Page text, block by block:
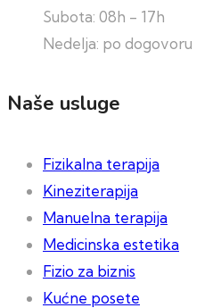
Subota: 08h - 17h
Nedelja: po dogovoru
Naše usluge
Fizikalna terapija
Kineziterapija
Manuelna terapija
Medicinska estetika
Fizio za biznis
Kućne posete